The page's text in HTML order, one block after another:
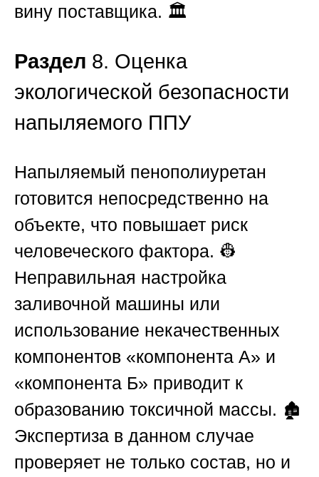
вину поставщика. 🏛️
Раздел 8. Оценка
экологической безопасности
напыляемого ППУ
Напыляемый пенополиуретан
готовится непосредственно на
объекте, что повышает риск
человеческого фактора. 👷
Неправильная настройка
заливочной машины или
использование некачественных
компонентов «компонента А» и
«компонента Б» приводит к
образованию токсичной массы. 🏚️
Экспертиза в данном случае
проверяет не только состав, но и